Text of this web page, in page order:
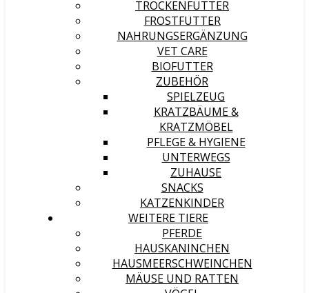
TROCKENFUTTER
FROSTFUTTER
NAHRUNGSERGÄNZUNG
VET CARE
BIOFUTTER
ZUBEHÖR
SPIELZEUG
KRATZBÄUME &
KRATZMÖBEL
PFLEGE & HYGIENE
UNTERWEGS
ZUHAUSE
SNACKS
KATZENKINDER
WEITERE TIERE
PFERDE
HAUSKANINCHEN
HAUSMEERSCHWEINCHEN
MÄUSE UND RATTEN